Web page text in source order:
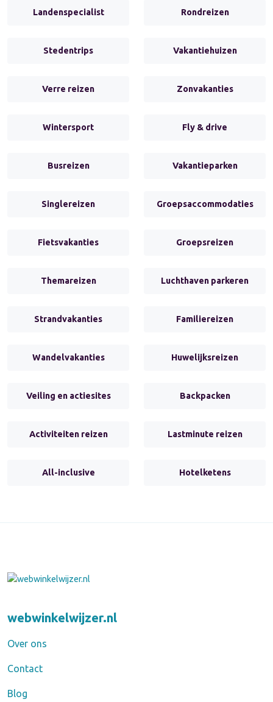
Landenspecialist Rondreizen
Stedentrips Vakantiehuizen
Verre reizen Zonvakanties
Wintersport Fly & drive
Busreizen Vakantieparken
Singlereizen Groepsaccommodaties
Fietsvakanties Groepsreizen
Themareizen Luchthaven parkeren
Strandvakanties Familiereizen
Wandelvakanties Huwelijksreizen
Veiling en actiesites Backpacken
Activiteiten reizen Lastminute reizen
All-inclusive Hotelketens
webwinkelwijzer.nl
Over ons
Contact
Blog